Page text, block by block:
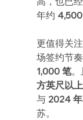
年约
更值得关注
场签约节
1,000 笔。
方英尺以上
与 2024 年
苏。